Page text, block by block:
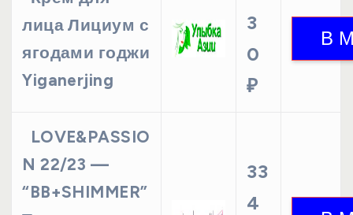
лица Лициум с
ягодами годжи
Yiganerjing
3
0
₽
LOVE&PASSIO
N 22/23 —
“BB+SHIMMER”
33
4